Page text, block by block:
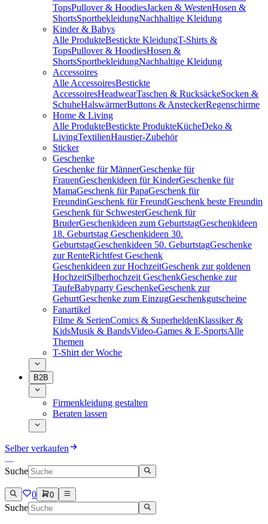
TopsPullover & HoodiesJacken & WestenHosen &
ShortsSportbekleidungNachhaltige Kleidung
Kinder & Babys
Alle ProdukteBestickte KleidungT-Shirts &
TopsPullover & HoodiesHosen &
ShortsSportbekleidungNachhaltige Kleidung
Accessoires
Alle AccessoiresBestickte
AccessoiresHeadwearTaschen & RucksäckeSocken &
SchuheHalswärmerButtons & AnsteckerRegenschirme
Home & Living
Alle ProdukteBestickte ProdukteKücheDeko &
LivingTextilienHaustier-Zubehör
Sticker
Geschenke
Geschenke für MännerGeschenke für
FrauenGeschenkideen für KinderGeschenke für
MamaGeschenk für PapaGeschenk für
FreundinGeschenk für FreundGeschenk beste Freundin
Geschenk für SchwesterGeschenk für
BruderGeschenkideen zum GeburtstagGeschenkideen
18. Geburtstag Geschenkideen 30.
GeburtstagGeschenkideen 50. GeburtstagGeschenke
zur RenteRichtfest Geschenk
Geschenkideen zur HochzeitGeschenk zur goldenen
HochzeitSilberhochzeit GeschenkGeschenke zur
TaufeBabyparty GeschenkeGeschenk zur
GeburtGeschenke zum EinzugGeschenkgutscheine
Fanartikel
Filme & SerienComics & SuperheldenKlassiker &
KidsMusik & BandsVideo-Games & E-SportsAlle
Themen
T-Shirt der Woche
B2B
Firmenkleidung gestalten
Beraten lassen
Selber verkaufen
Suche
0 0
Suche